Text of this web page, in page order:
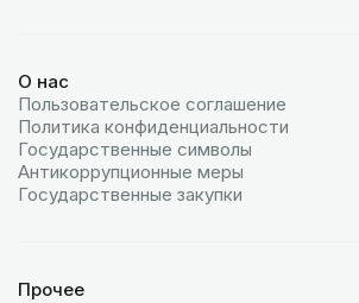
О нас
Пользовательское соглашение
Политика конфиденциальности
Государственные символы
Антикоррупционные меры
Государственные закупки
Прочее